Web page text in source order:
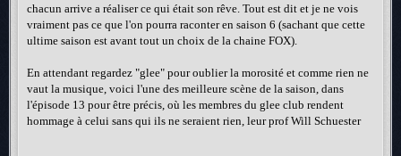
chacun arrive a réaliser ce qui était son rêve. Tout est dit et je ne vois
vraiment pas ce que l'on pourra raconter en saison 6 (sachant que cette
ultime saison est avant tout un choix de la chaine FOX).
En attendant regardez "glee" pour oublier la morosité et comme rien ne
vaut la musique, voici l'une des meilleure scène de la saison, dans
l'épisode 13 pour être précis, où les membres du glee club rendent
hommage à celui sans qui ils ne seraient rien, leur prof Will Schuester